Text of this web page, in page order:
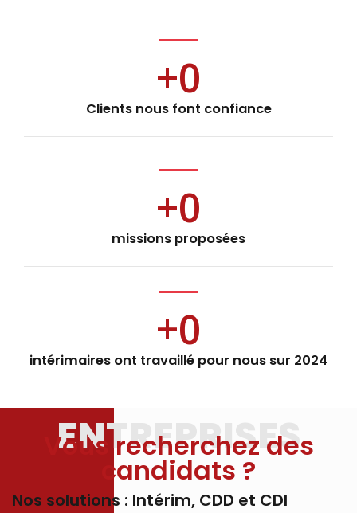
+0
Clients nous font confiance
+0
missions proposées
+0
intérimaires ont travaillé pour nous sur 2024
ENTREPRISES
Vous recherchez des
candidats ?
Nos solutions : Intérim, CDD et CDI